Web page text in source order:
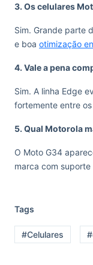
3. Os celulares
Sim. Grande parte
e boa otimização
4. Vale a pena
Sim. A linha Edge
fortemente entre
5. Qual Motorola
O Moto G34
marca com
Tags
#Celulares